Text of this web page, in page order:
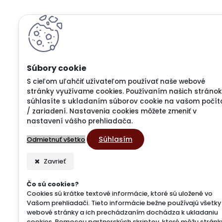
S cieľom uľahčiť užívateľom používať naše webové
stránky využívame cookies. Používaním našich stránok
súhlasíte s ukladaním súborov cookie na vašom
/ zariadení. Nastavenia cookies môžete zmeniť v
nastavení vášho prehliadača.
Odmietnuť všetko Súhlasím
Zavrieť
Čo sú cookies?
Cookies sú krátke textové informácie, ktoré sú uložené vo
Vašom prehliadači. Tieto informácie bežne používajú všetky
webové stránky a ich prechádzaním dochádza k ukladaniu